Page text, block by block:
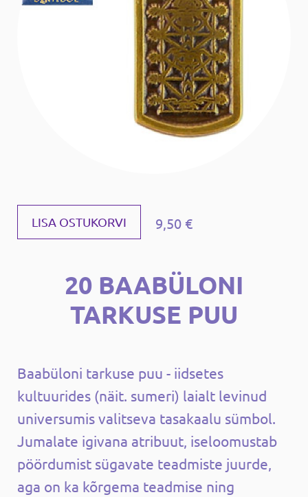
LISA OSTUKORVI 9,50 €
20 BAABÜLONI
TARKUSE PUU
Baabüloni tarkuse puu - iidsetes
kultuurides (näit. sumeri) laialt levinud
universumis valitseva tasakaalu sümbol.
Jumalate igivana atribuut, iseloomustab
pöördumist sügavate teadmiste juurde,
aga on ka kõrgema teadmise ning